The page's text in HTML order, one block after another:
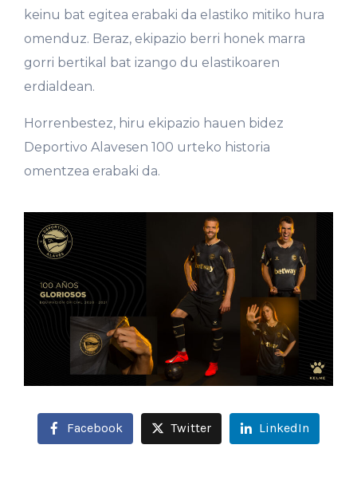
keinu bat egitea erabaki da elastiko mitiko hura
omenduz. Beraz, ekipazio berri honek marra
gorri bertikal bat izango du elastikoaren
erdialdean.
Horrenbestez, hiru ekipazio hauen bidez
Deportivo Alavesen 100 urteko historia
omentzea erabaki da.
Facebook Twitter LinkedIn